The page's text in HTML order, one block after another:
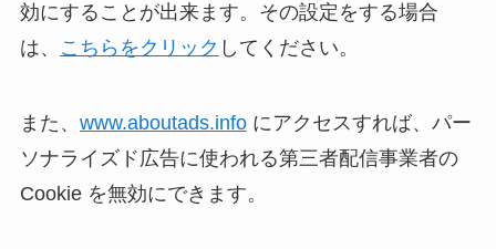
効にすることが出来ます。その設定をする場合
は、
こちらをクリック してください。
また、 www.aboutads.infoにアクセスすれば、パー
ソナライズド広告に使われる第三者配信事業者の
Cookie を無効にできます。